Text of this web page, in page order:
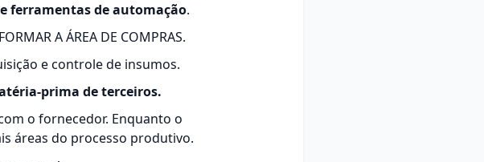
ferramentas de automação.
A ÁREA DE COMPRAS.
e controle de insumos.
prima de terceiros.
o fornecedor. Enquanto o
áreas do processo produtivo.